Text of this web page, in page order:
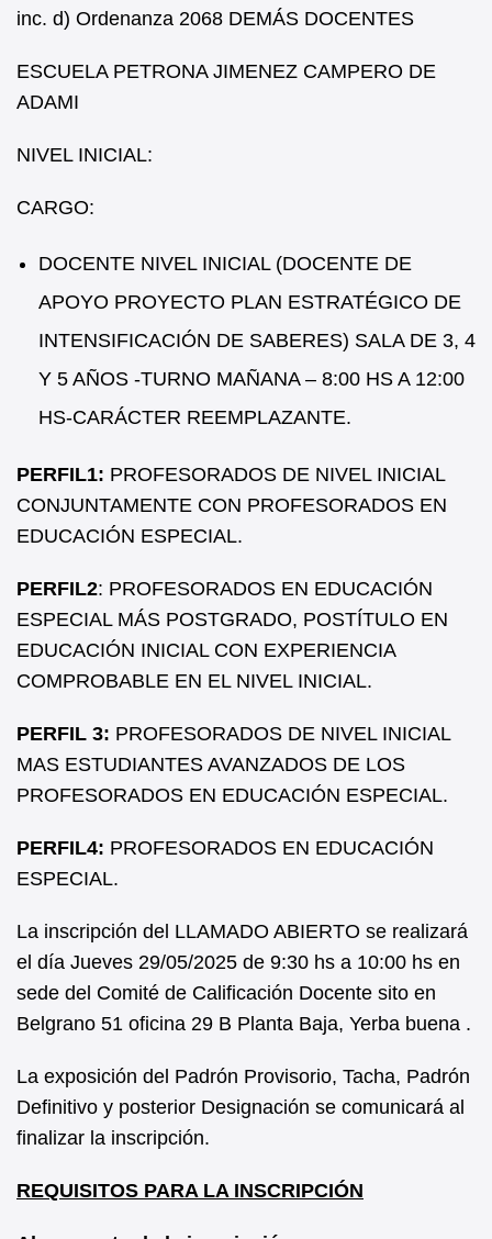
inc. d) Ordenanza 2068 DEMÁS DOCENTES
ESCUELA PETRONA JIMENEZ CAMPERO DE
ADAMI
NIVEL INICIAL:
CARGO:
DOCENTE NIVEL INICIAL (DOCENTE DE
APOYO PROYECTO PLAN ESTRATÉGICO DE
INTENSIFICACIÓN DE SABERES) SALA DE 3, 4
Y 5 AÑOS -TURNO MAÑANA – 8:00 HS A 12:00
HS-CARÁCTER REEMPLAZANTE.
PERFIL1: PROFESORADOS DE NIVEL INICIAL
CONJUNTAMENTE CON PROFESORADOS EN
EDUCACIÓN ESPECIAL.
PERFIL2: PROFESORADOS EN EDUCACIÓN
ESPECIAL MÁS POSTGRADO, POSTÍTULO EN
EDUCACIÓN INICIAL CON EXPERIENCIA
COMPROBABLE EN EL NIVEL INICIAL.
PERFIL 3: PROFESORADOS DE NIVEL INICIAL
MAS ESTUDIANTES AVANZADOS DE LOS
PROFESORADOS EN EDUCACIÓN ESPECIAL.
PERFIL4: PROFESORADOS EN EDUCACIÓN
ESPECIAL.
La inscripción del LLAMADO ABIERTO se realizará
el día Jueves 29/05/2025 de 9:30 hs a 10:00 hs en
sede del Comité de Calificación Docente sito en
Belgrano 51 oficina 29 B Planta Baja, Yerba buena .
La exposición del Padrón Provisorio, Tacha, Padrón
Definitivo y posterior Designación se comunicará al
finalizar la inscripción.
REQUISITOS PARA LA INSCRIPCIÓN